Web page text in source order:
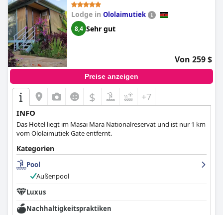
Lodge in Ololaimutiek
8,4 Sehr gut
Von 259 $
Preise anzeigen
$ +7
INFO
Das Hotel liegt im Masai Mara Nationalreservat und ist nur 1 km
vom Ololaimutiek Gate entfernt.
Kategorien
Pool
Außenpool
Luxus
Nachhaltigkeitspraktiken